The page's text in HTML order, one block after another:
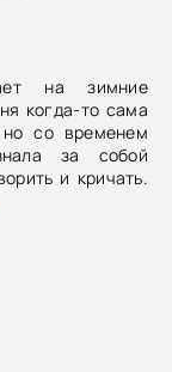
на зимние
когда-то сама
со временем
за собой
и кричать.
годы, она
— и в такие ночи